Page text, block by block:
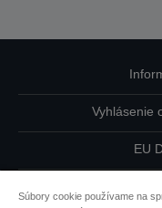
Vyhlásenie
EU
Súbory cookie používame na